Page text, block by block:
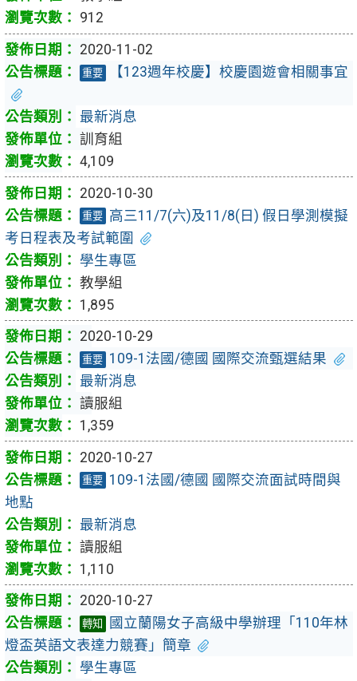
912
2020-11-02
重要 【123週年校慶】校慶園遊會相關事宜
最新消息
訓育組
4,109
2020-10-30
重要 高三11/7(六)及11/8(日) 假日學測模擬
考日程表及考試範圍
學生專區
教學組
1,895
2020-10-29
重要 109-1法國/德國 國際交流甄選結果
最新消息
讀服組
1,359
2020-10-27
重要 109-1法國/德國 國際交流面試時間與
地點
最新消息
讀服組
1,110
2020-10-27
轉知
國立蘭陽女子高級中學辦理「110年林
燈盃英語文表達力競賽」簡章
學生專區